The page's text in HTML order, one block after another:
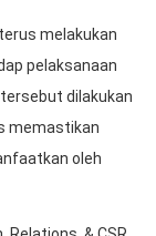
melakukan
pelaksanaan
dilakukan
memastikan
oleh